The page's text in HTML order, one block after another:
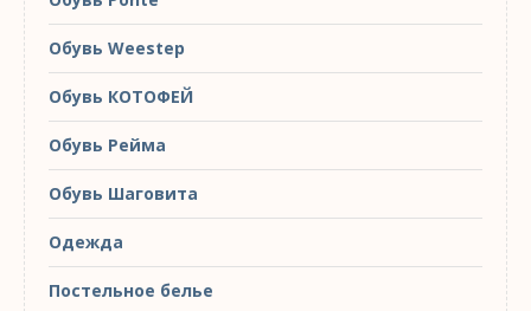
Обувь Weestep
Обувь КОТОФЕЙ
Обувь Рейма
Обувь Шаговита
Одежда
Постельное белье